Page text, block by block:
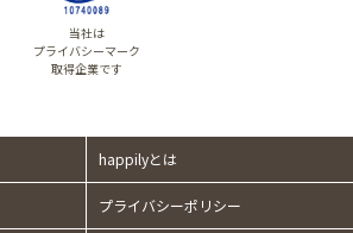
当社は
プライバシーマーク
取得企業です
happilyとは
プライバシーポリシー